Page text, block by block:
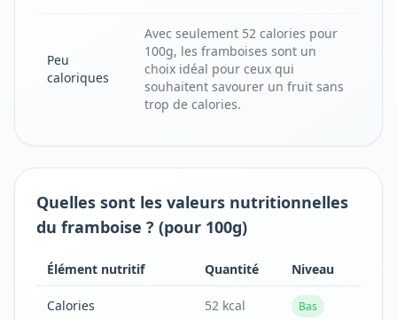
Peu
caloriques
Avec seulement 52 calories pour
100g, les framboises sont un
choix idéal pour ceux qui
souhaitent savourer un fruit sans
trop de calories.
Quelles sont les valeurs nutritionnelles
du framboise ? (pour 100g)
Élément nutritif Quantité Niveau
Calories 52 kcal Bas